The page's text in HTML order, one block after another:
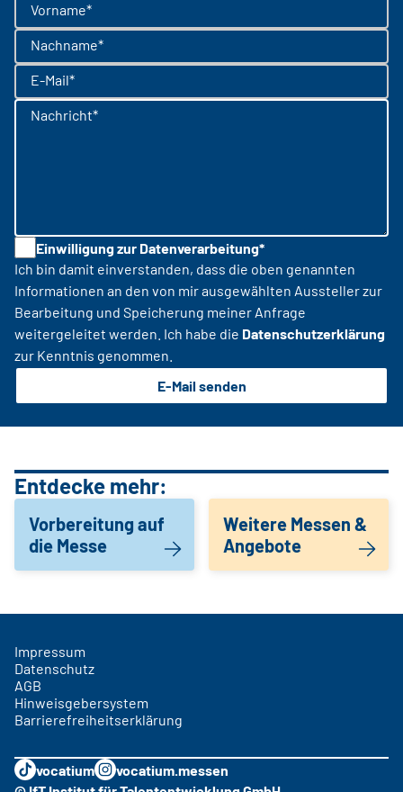
Vorname*
Nachname*
E-Mail*
Nachricht*
Einwilligung zur Datenverarbeitung*
Ich bin damit einverstanden, dass die oben genannten
Informationen an den von mir ausgewählten Aussteller zur
Bearbeitung und Speicherung meiner Anfrage
weitergeleitet werden. Ich habe die Datenschutzerklärung
zur Kenntnis genommen.
E-Mail senden
Entdecke mehr:
Vorbereitung auf
die Messe
Weitere Messen &
Angebote
Impressum
Datenschutz
AGB
Hinweisgebersystem
Barrierefreiheitserklärung
vocatium
vocatium.messen